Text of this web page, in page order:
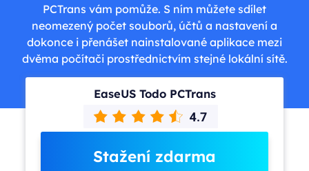
PCTrans vám pomůže. S ním můžete sdílet
neomezený počet souborů, účtů a nastavení a
dokonce i přenášet nainstalované aplikace mezi
dvěma počítači prostřednictvím stejné lokální sítě.
EaseUS Todo PCTrans
Stažení zdarma